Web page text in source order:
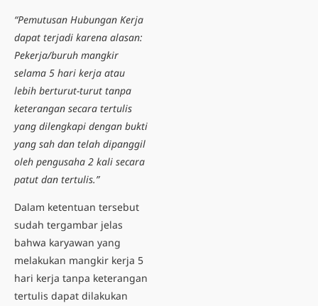
“Pemutusan Hubungan Kerja
dapat terjadi karena alasan:
Pekerja/buruh mangkir
selama 5 hari kerja atau
lebih berturut-turut tanpa
keterangan secara tertulis
yang dilengkapi dengan bukti
yang sah dan telah dipanggil
oleh pengusaha 2 kali secara
patut dan tertulis.”
Dalam ketentuan tersebut
sudah tergambar jelas
bahwa karyawan yang
melakukan mangkir kerja 5
hari kerja tanpa keterangan
tertulis dapat dilakukan